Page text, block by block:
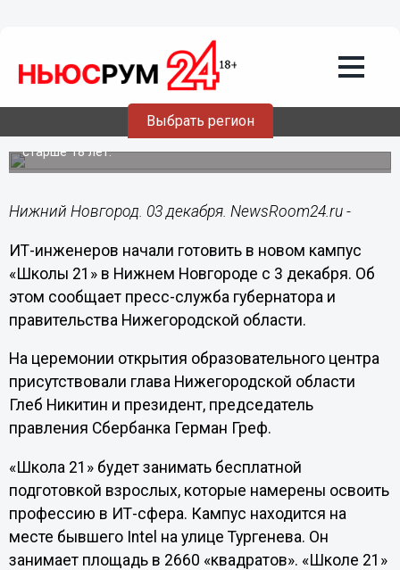
Выбрать регион
«Школа 21» для обучения ИТ-
инженеров запущена в Нижнем
Новгороде
В ней могут бесплатно проходить обучение люди
старше 18 лет.
Нижний Новгород. 03 декабря. NewsRoom24.ru -
ИТ-инженеров начали готовить в новом кампус
«Школы 21» в Нижнем Новгороде с 3 декабря. Об
этом сообщает пресс-служба губернатора и
правительства Нижегородской области.
На церемонии открытия образовательного центра
присутствовали глава Нижегородской области
Глеб Никитин и президент, председатель
правления Сбербанка Герман Греф.
«Школа 21» будет занимать бесплатной
подготовкой взрослых, которые намерены освоить
профессию в ИТ-сфера. Кампус находится на
месте бывшего Intel на улице Тургенева. Он
занимает площадь в 2660 «квадратов». «Школе 21»